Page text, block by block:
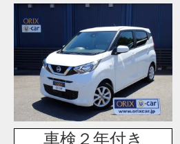
車検２年付き